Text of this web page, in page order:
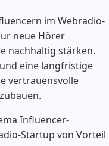
im Webradio-
neue Hörer
nachhaltig stärken.
eine langfristige
vertrauensvolle
Influencer-
Startup von Vorteil